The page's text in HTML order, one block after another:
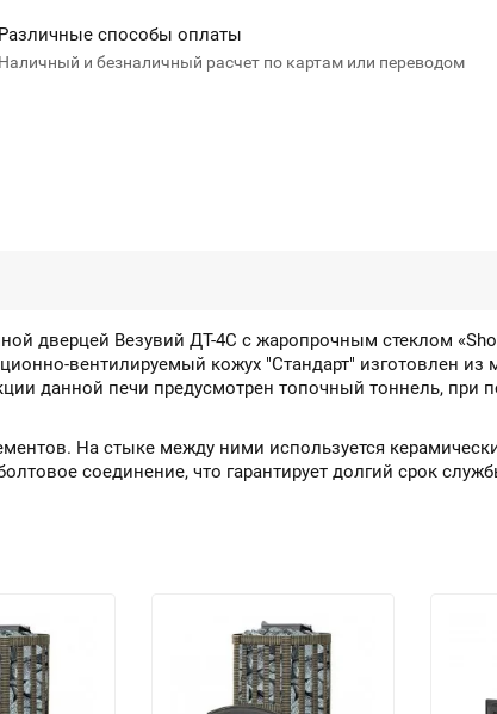
Различные способы оплаты
Наличный и безналичный расчет по картам или переводом
дверцей Везувий ДТ-4С с жаропрочным стеклом
вентилируемый кожух "Стандарт" изготовлен из
данной печи предусмотрен топочный тоннель, при
На стыке между ними используется
соединение, что гарантирует долгий срок